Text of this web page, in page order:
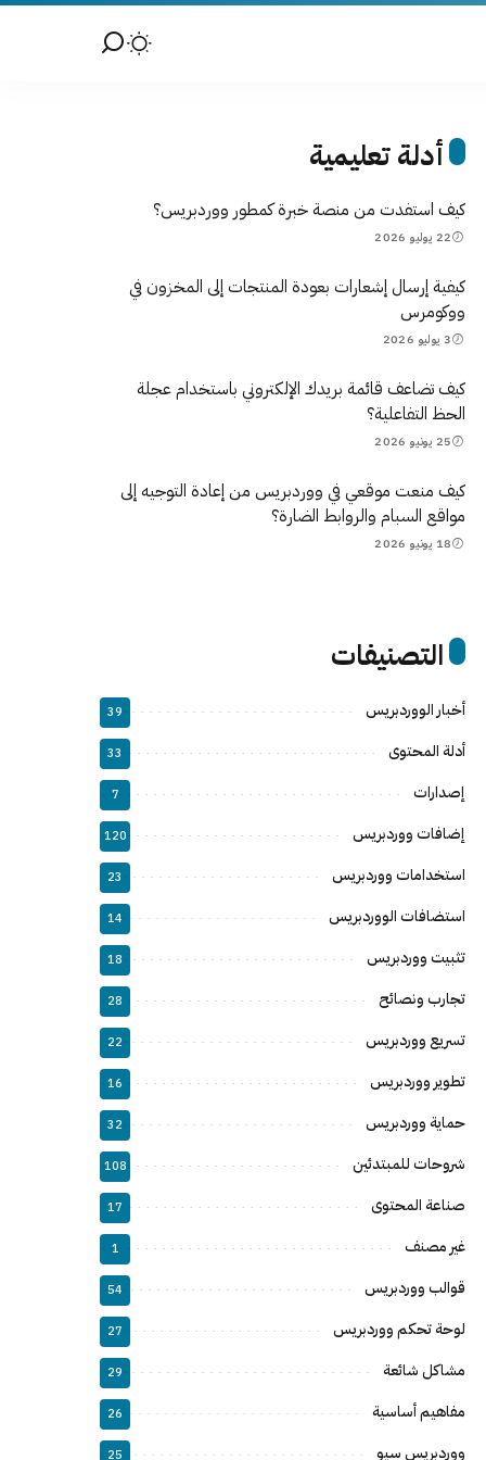
أدلة تعليمية
كيف استفدت من منصة خبرة كمطور ووردبريس؟
22 يوليو 2026
كيفية إرسال إشعارات بعودة المنتجات إلى المخزون في
ووكومرس
3 يوليو 2026
كيف تضاعف قائمة بريدك الإلكتروني باستخدام عجلة
الحظ التفاعلية؟
25 يونيو 2026
كيف منعت موقعي في ووردبريس من إعادة التوجيه إلى
مواقع السبام والروابط الضارة؟
18 يونيو 2026
التصنيفات
أخبار الووردبريس 39
أدلة المحتوى 33
إصدارات 7
إضافات ووردبريس 120
استخدامات ووردبريس 23
استضافات الووردبريس 14
تثبيت ووردبريس 18
تجارب ونصائح 28
تسريع ووردبريس 22
تطوير ووردبريس 16
حماية ووردبريس 32
شروحات للمبتدئين 108
صناعة المحتوى 17
غير مصنف 1
قوالب ووردبريس 54
لوحة تحكم ووردبريس 27
مشاكل شائعة 29
مفاهيم أساسية 26
ووردبريس سيو 25